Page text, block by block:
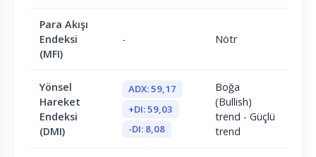
Para Akışı
Endeksi
(MFI)
- Nötr
Yönsel
Hareket
Endeksi
(DMI)
ADX: 59,17
+DI: 59,03
-DI: 8,08
Boğa
(Bullish)
trend - Güçlü
trend